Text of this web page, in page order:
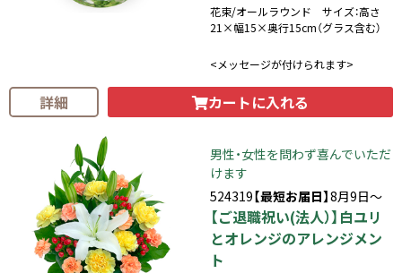
花束/オールラウンド サイズ：高さ
21×幅15×奥行15cm（グラス含む）
<メッセージが付けられます>
詳細 カートに入れる
男性・女性を問わず喜んでいただ
けます
524319【最短お届日】8月9日～
【ご退職祝い(法人）】白ユリ
とオレンジのアレンジメン
ト